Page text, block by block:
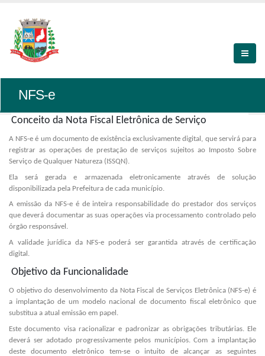
NFS-e
Conceito da Nota Fiscal Eletrônica de Serviço
A NFS-e é um documento de existência exclusivamente digital, que servirá para
registrar as operações de prestação de serviços sujeitos ao Imposto Sobre
Serviço de Qualquer Natureza (ISSQN).
Ela será gerada e armazenada eletronicamente através de solução
disponibilizada pela Prefeitura de cada município.
A emissão da NFS-e é de inteira responsabilidade do prestador dos serviços
que deverá documentar as suas operações via processamento controlado pelo
órgão responsável.
A validade jurídica da NFS-e poderá ser garantida através de certificação
digital.
Objetivo da Funcionalidade
O objetivo do desenvolvimento da Nota Fiscal de Serviços Eletrônica (NFS-e) é
a implantação de um modelo nacional de documento fiscal eletrônico que
substitua a atual emissão em papel.
Este documento visa racionalizar e padronizar as obrigações tributárias. Ele
deverá ser adotado progressivamente pelos municípios. Com a implantação
deste documento eletrônico tem-se o intuito de alcançar as seguintes